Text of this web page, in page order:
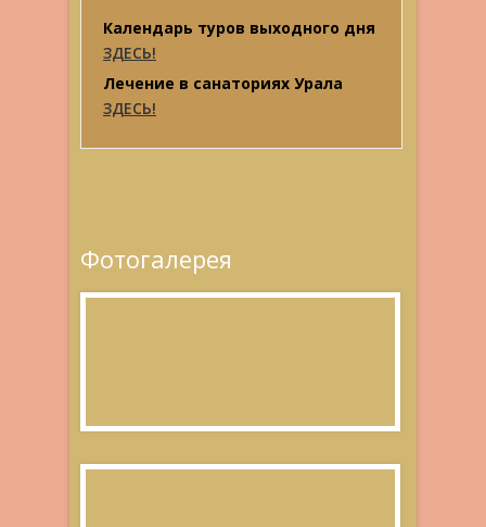
Календарь туров выходного дня
ЗДЕСЬ!
Лечение в санаториях Урала
ЗДЕСЬ!
Фотогалерея